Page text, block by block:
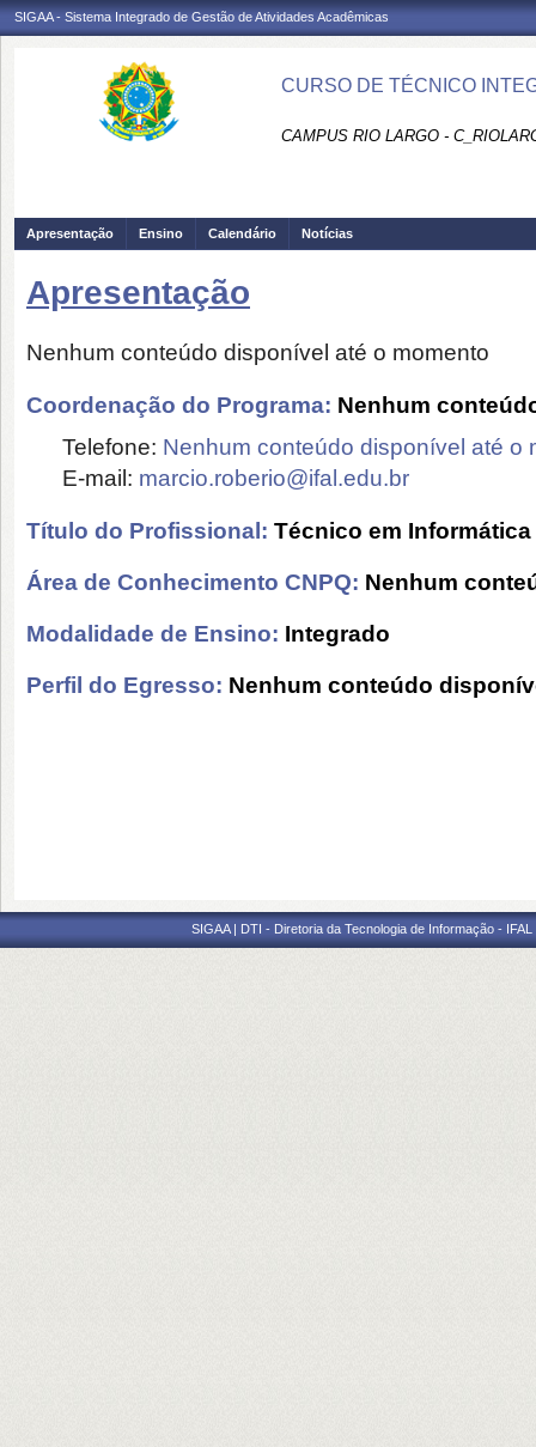
SIGAA - Sistema Integrado de Gestão de Atividades Acadêmicas
CURSO DE TÉCNICO
CAMPUS RIO LARGO -
Apresentação Ensino Calendário Notícias
Apresentação
Nenhum conteúdo disponível até o momento
Coordenação do Programa: Nenhum
Telefone: Nenhum conteúdo disponível até o
E-mail: marcio.roberio@ifal.edu.br
Título do Profissional: Técnico em Informática
Área de Conhecimento CNPQ: Nenhum
Modalidade de Ensino: Integrado
Perfil do Egresso: Nenhum conteúdo
SIGAA | DTI - Diretoria da Tecnologia de Informação -